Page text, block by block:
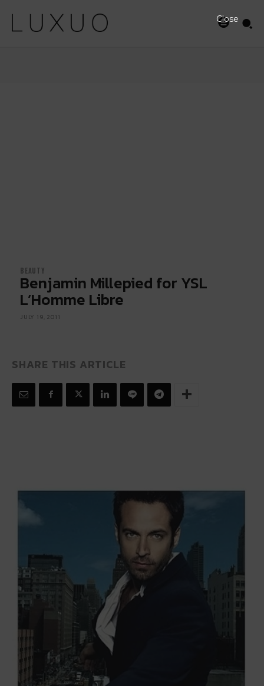
BEAUTY
Benjamin Millepied for YSL
L’Homme Libre
JULY 19, 2011
SHARE THIS ARTICLE
Close